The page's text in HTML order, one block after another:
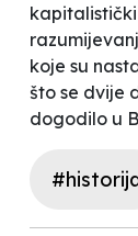
kapitalistički
koje su
što se dvije
dogodilo u